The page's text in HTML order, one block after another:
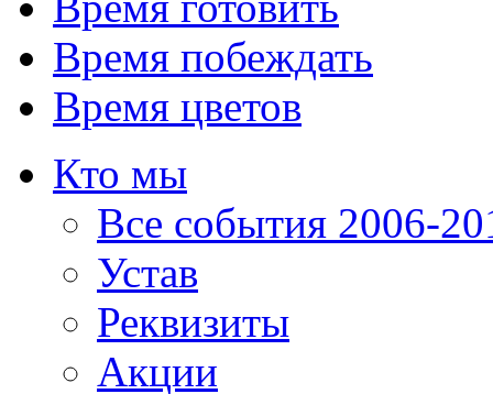
Время побеждать
Время цветов
Кто мы
Все события 2006-
Устав
Реквизиты
Акции